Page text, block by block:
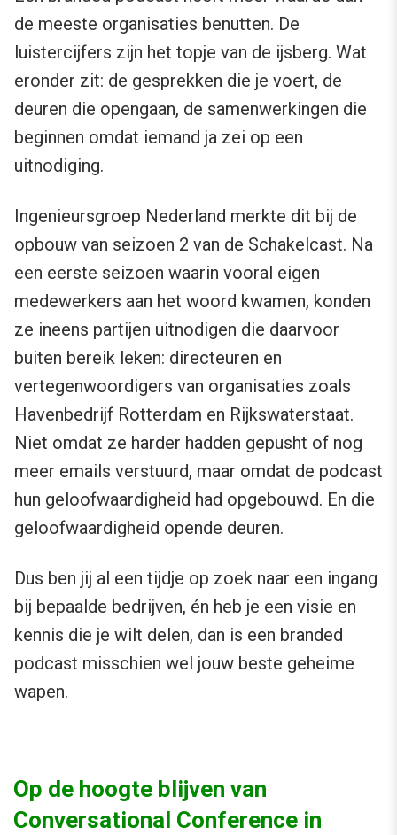
de meeste organisaties benutten. De
luistercijfers zijn het topje van de ijsberg. Wat
eronder zit: de gesprekken die je voert, de
deuren die opengaan, de samenwerkingen die
beginnen omdat iemand ja zei op een
uitnodiging.
Ingenieursgroep Nederland merkte dit bij de
opbouw van seizoen 2 van de Schakelcast. Na
een eerste seizoen waarin vooral eigen
medewerkers aan het woord kwamen, konden
ze ineens partijen uitnodigen die daarvoor
buiten bereik leken: directeuren en
vertegenwoordigers van organisaties zoals
Havenbedrijf Rotterdam en Rijkswaterstaat.
Niet omdat ze harder hadden gepusht of nog
meer emails verstuurd, maar omdat de podcast
hun geloofwaardigheid had opgebouwd. En die
geloofwaardigheid opende deuren.
Dus ben jij al een tijdje op zoek naar een ingang
bij bepaalde bedrijven, én heb je een visie en
kennis die je wilt delen, dan is een branded
podcast misschien wel jouw beste geheime
wapen.
Op de hoogte blijven van
Conversational Conference in